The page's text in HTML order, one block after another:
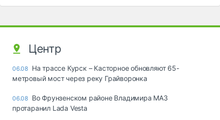
Центр
06.08 На трассе Курск – Касторное обновляют 65-
метровый мост через реку Грайворонка
06.08 Во Фрунзенском районе Владимира МАЗ
протаранил Lada Vesta